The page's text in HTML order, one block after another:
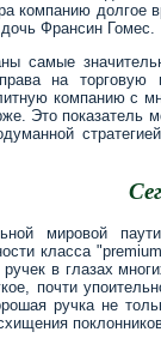
компанию долгое
Франсин Гомес.
самые
на
компанию с
Это показатель
мировой
класса
ручек в глазах
почти
ручка не